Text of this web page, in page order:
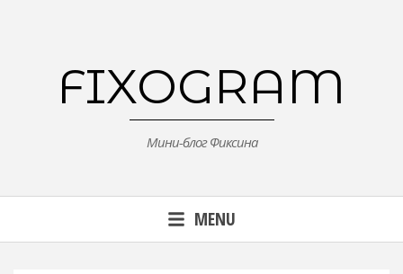
FIXOGRAM
Мини-блог Фиксина
MENU